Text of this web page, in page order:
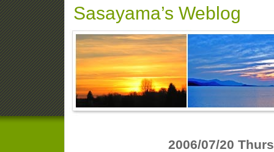
Sasayama’s Weblog
2006/07/20